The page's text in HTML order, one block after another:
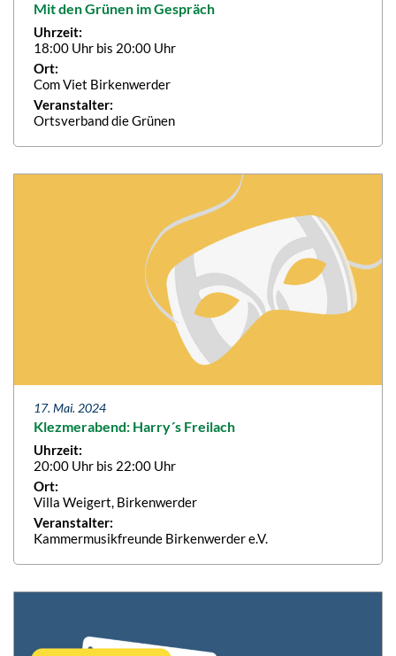
Mit den Grünen im Gespräch
Uhrzeit:
18:00 Uhr bis 20:00 Uhr
Ort:
Com Viet Birkenwerder
Veranstalter:
Ortsverband die Grünen
17. Mai. 2024
Klezmerabend: Harry´s Freilach
Uhrzeit:
20:00 Uhr bis 22:00 Uhr
Ort:
Villa Weigert, Birkenwerder
Veranstalter:
Kammermusikfreunde Birkenwerder e.V.